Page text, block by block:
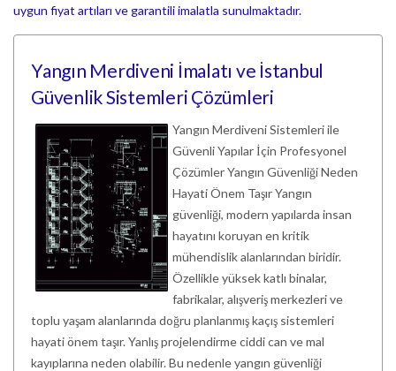
uygun fiyat artıları ve garantili imalatla sunulmaktadır.
Yangın Merdiveni İmalatı ve İstanbul
Güvenlik Sistemleri Çözümleri
Yangın Merdiveni Sistemleri ile
Güvenli Yapılar İçin Profesyonel
Çözümler Yangın Güvenliği Neden
Hayati Önem Taşır Yangın
güvenliği, modern yapılarda insan
hayatını koruyan en kritik
mühendislik alanlarından biridir.
Özellikle yüksek katlı binalar,
fabrikalar, alışveriş merkezleri ve
toplu yaşam alanlarında doğru planlanmış kaçış sistemleri
hayati önem taşır. Yanlış projelendirme ciddi can ve mal
kayıplarına neden olabilir. Bu nedenle yangın güvenliği